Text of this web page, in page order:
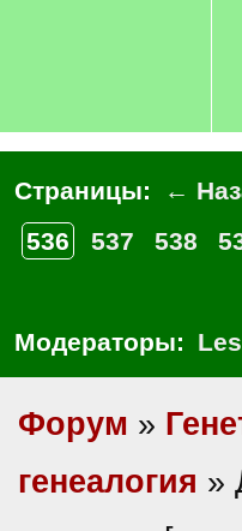
Страницы: ←
536
537 538
Модераторы:
Форум »
генеалогия »